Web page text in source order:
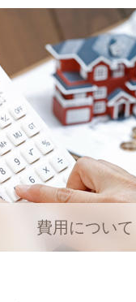
費用について